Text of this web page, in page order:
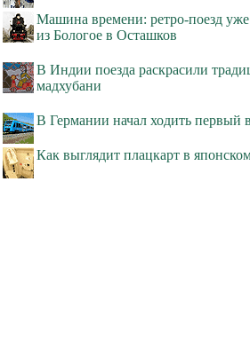
Машина времени: ретро-поезд уже
из Бологое в Осташков
В Индии поезда раскрасили
мадхубани
В Германии начал ходить первый
Как выглядит плацкарт в